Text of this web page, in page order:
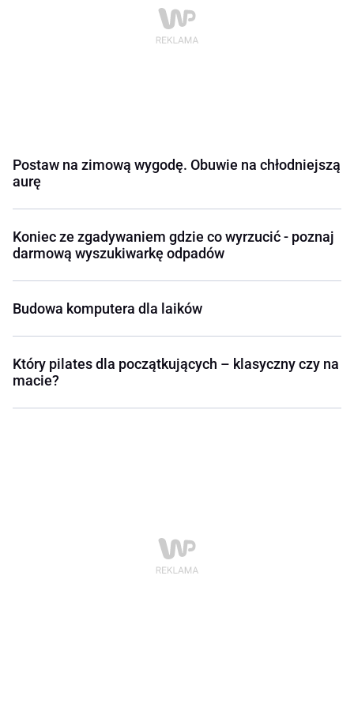
Postaw na zimową wygodę. Obuwie na chłodniejszą
aurę
Koniec ze zgadywaniem gdzie co wyrzucić - poznaj
darmową wyszukiwarkę odpadów
Budowa komputera dla laików
Który pilates dla początkujących – klasyczny czy na
macie?